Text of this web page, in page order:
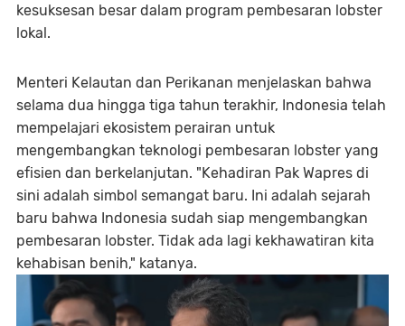
kesuksesan besar dalam program pembesaran lobster
lokal.
Menteri Kelautan dan Perikanan menjelaskan bahwa
selama dua hingga tiga tahun terakhir, Indonesia telah
mempelajari ekosistem perairan untuk
mengembangkan teknologi pembesaran lobster yang
efisien dan berkelanjutan. "Kehadiran Pak Wapres di
sini adalah simbol semangat baru. Ini adalah sejarah
baru bahwa Indonesia sudah siap mengembangkan
pembesaran lobster. Tidak ada lagi kekhawatiran kita
kehabisan benih," katanya.